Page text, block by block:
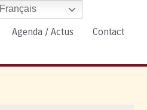
Agenda / Actus Contact
Français